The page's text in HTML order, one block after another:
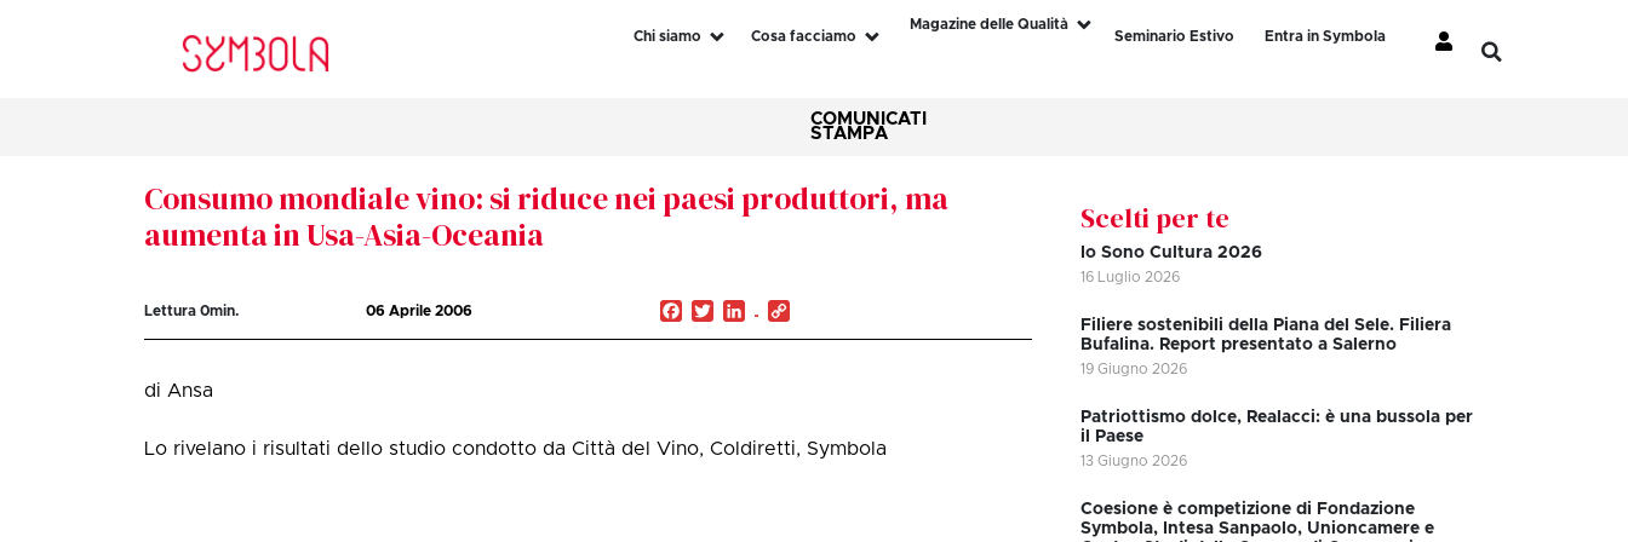
Chi siamo Cosa facciamo
Magazine delle Qualità
Seminario Estivo
Entra in Symbola
COMUNICATI
STAMPA
Consumo mondiale vino: si riduce nei paesi produttori, ma
aumenta in Usa-Asia-Oceania
Lettura0min. 06 Aprile 2006 Facebook
TwitterLinkedIn
di Ansa
Lo rivelano i risultati dello studio condotto da Città del Vino, Coldiretti, Symbola
Scelti per te
Io Sono Cultura 2026
16 Luglio 2026
Filiere sostenibili della Piana del Sele. Filiera
Bufalina. Report presentato a Salerno
19 Giugno 2026
Patriottismo dolce, Realacci: è una bussola per
il Paese
13 Giugno 2026
Coesione è competizione di Fondazione
Symbola, Intesa Sanpaolo, Unioncamere e